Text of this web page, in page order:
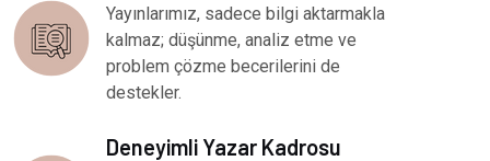
Yayınlarımız, sadece bilgi aktarmakla
kalmaz; düşünme, analiz etme ve
problem çözme becerilerini de
destekler.
Deneyimli Yazar Kadrosu